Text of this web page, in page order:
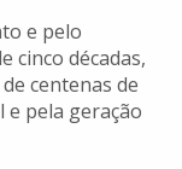
e pelo
cinco décadas,
centenas de
pela geração